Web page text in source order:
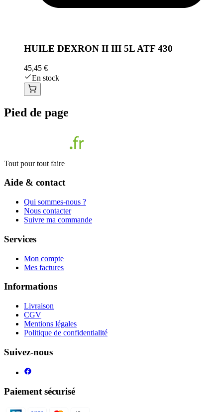
HUILE DEXRON II III 5L ATF 430
45,45 €
En stock
Pied de page
Tout pour tout faire
Aide & contact
Qui sommes-nous ?
Nous contacter
Suivre ma commande
Services
Mon compte
Mes factures
Informations
Livraison
CGV
Mentions légales
Politique de confidentialité
Suivez-nous
Paiement sécurisé